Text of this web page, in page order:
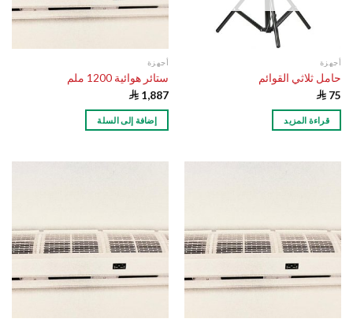
أجهزة
حامل ثلاثي القوائم
 75
قراءة المزيد
أجهزة
ستائر هوائية 1200 ملم
 1,887
إضافة إلى السلة